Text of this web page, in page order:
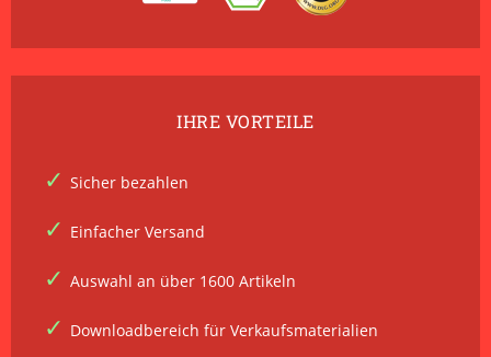
IHRE VORTEILE
Sicher bezahlen
Einfacher Versand
Auswahl an über 1600 Artikeln
Downloadbereich für Verkaufsmaterialien